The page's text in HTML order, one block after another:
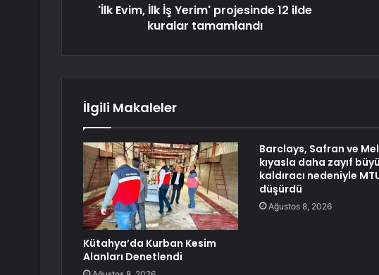
'İlk Evim, İlk İş Yerim' projesinde 12 ilde
kuralar tamamlandı
İlgili Makaleler
Kütahya’da Kurban Kesim
Alanları Denetlendi
Barclays, Safran ve
kıyasla daha zayıf
kaldıracı nedeniyle
düşürdü
Ağustos 8, 2026